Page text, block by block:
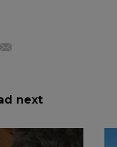
next